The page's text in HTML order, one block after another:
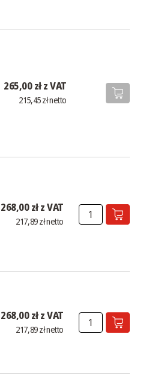
265,00 zł z VAT
215,45 zł netto
268,00 zł z VAT
217,89 zł netto
268,00 zł z VAT
217,89 zł netto